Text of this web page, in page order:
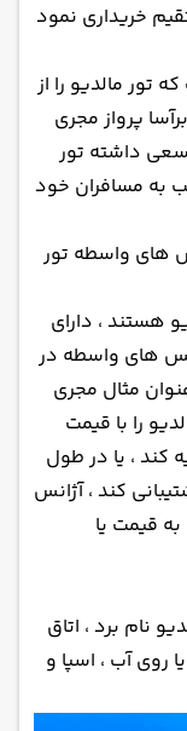
خریداری نمود
تور مالدیو را از
پرواز مجری
داشته تور
به مسافران خود
های واسطه تور
هستند ، دارای
های واسطه در
مثال مجری
را با قیمت
کند ، یا در طول
کند ، آژانس
قیمت یا
نام برد ، اتاق
روی آب ، اسپا و